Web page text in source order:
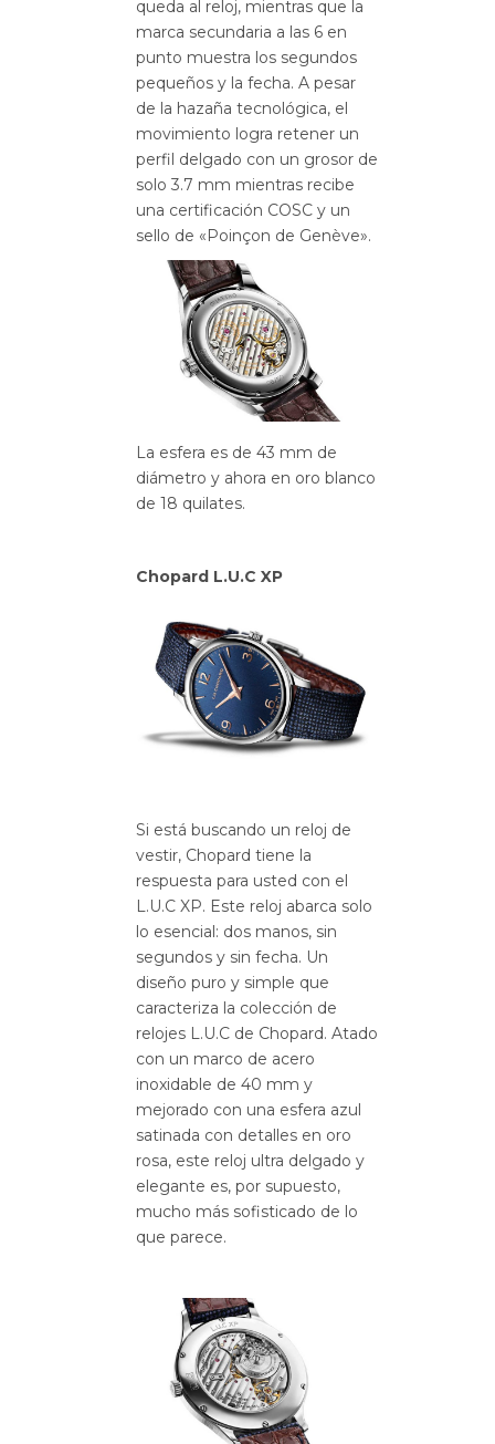
queda al reloj, mientras que la
marca secundaria a las 6 en
punto muestra los segundos
pequeños y la fecha. A pesar
de la hazaña tecnológica, el
movimiento logra retener un
perfil delgado con un grosor de
solo 3.7 mm mientras recibe
una certificación COSC y un
sello de «Poinçon de Genève».
La esfera es de 43 mm de
diámetro y ahora en oro blanco
de 18 quilates.
Chopard L.U.C XP
Si está buscando un reloj de
vestir, Chopard tiene la
respuesta para usted con el
L.U.C XP. Este reloj abarca solo
lo esencial: dos manos, sin
segundos y sin fecha. Un
diseño puro y simple que
caracteriza la colección de
relojes L.U.C de Chopard. Atado
con un marco de acero
inoxidable de 40 mm y
mejorado con una esfera azul
satinada con detalles en oro
rosa, este reloj ultra delgado y
elegante es, por supuesto,
mucho más sofisticado de lo
que parece.